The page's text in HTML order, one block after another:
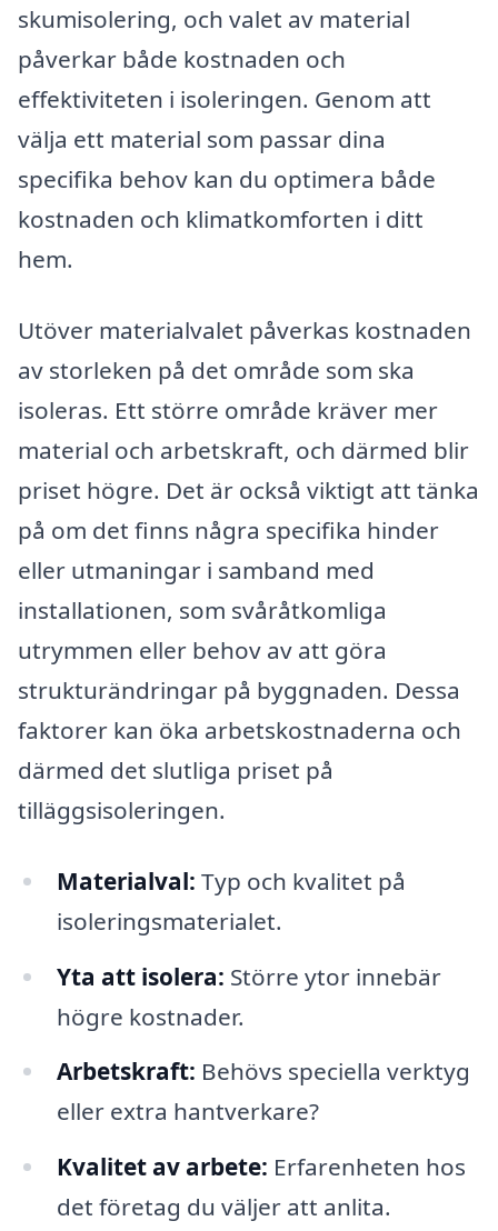
skumisolering, och valet av material
påverkar både kostnaden och
effektiviteten i isoleringen. Genom att
välja ett material som passar dina
specifika behov kan du optimera både
kostnaden och klimatkomforten i ditt
hem.
Utöver materialvalet påverkas kostnaden
av storleken på det område som ska
isoleras. Ett större område kräver mer
material och arbetskraft, och därmed blir
priset högre. Det är också viktigt att tänka
på om det finns några specifika hinder
eller utmaningar i samband med
installationen, som svåråtkomliga
utrymmen eller behov av att göra
strukturändringar på byggnaden. Dessa
faktorer kan öka arbetskostnaderna och
därmed det slutliga priset på
tilläggsisoleringen.
Materialval: Typ och kvalitet på
isoleringsmaterialet.
Yta att isolera: Större ytor innebär
högre kostnader.
Arbetskraft: Behövs speciella verktyg
eller extra hantverkare?
Kvalitet av arbete: Erfarenheten hos
det företag du väljer att anlita.